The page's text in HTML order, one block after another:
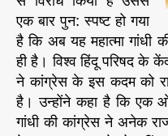
एक बार पुन: स्पष्ट हो गया
है कि अब यह महात्मा गांधी
ही है। विश्व हिंदू परिषद के
ने कांग्रेस के इस कदम को
है। उन्होंने कहा है कि एक
गांधी की कांग्रेस ने अनेक